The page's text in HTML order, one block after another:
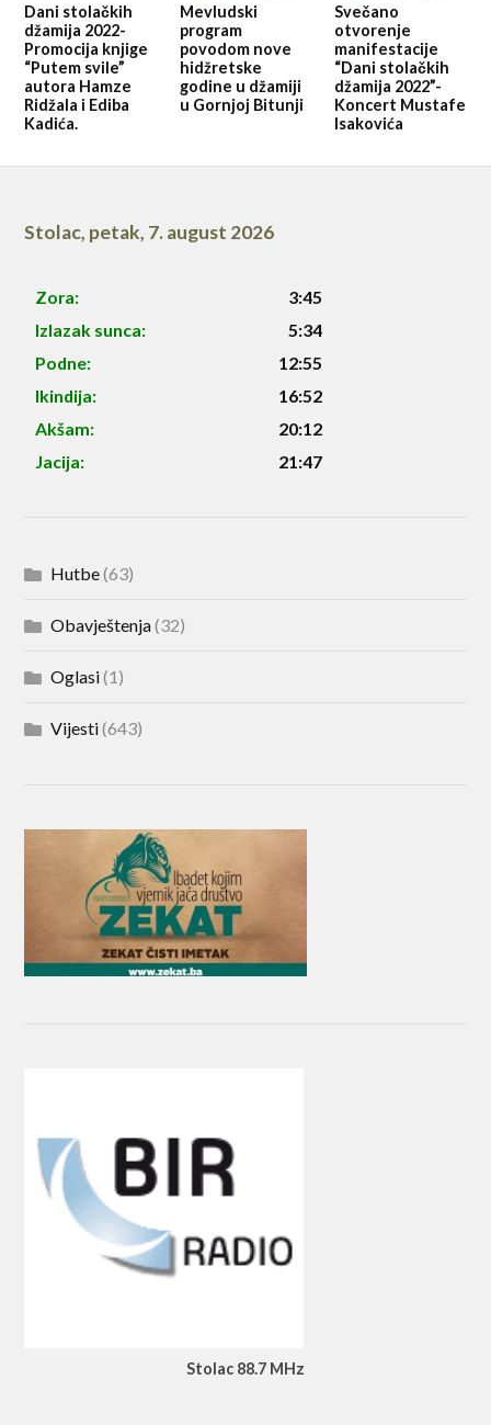
Dani stolačkih
džamija 2022-
Promocija knjige
“Putem svile”
autora Hamze
Ridžala i Ediba
Kadića.
Mevludski
program
povodom nove
hidžretske
godine u džamiji
u Gornjoj Bitunji
Svečano
otvorenje
manifestacije
“Dani stolačkih
džamija 2022”-
Koncert Mustafe
Isakovića
Stolac, petak, 7. august 2026
Zora:
3:45
Izlazak sunca:
5:34
Podne:
12:55
Ikindija:
16:52
Akšam:
20:12
Jacija:
21:47
Hutbe(63)
Obavještenja(32)
Oglasi(1)
Vijesti(643)
Stolac 88.7 MHz